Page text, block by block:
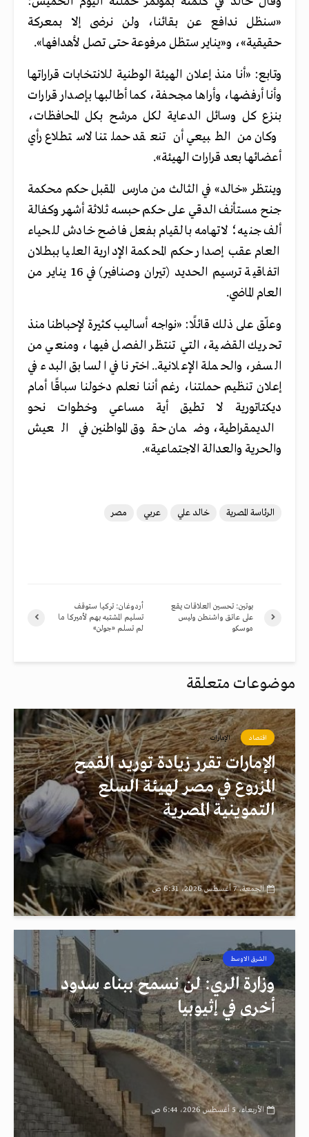
«سنظل ندافع عن بقائنا، ولن نرضى إلا بمعركة
حقيقية»، و«يناير ستظل مرفوعة حتى تصل لأهدافها».
وتابع: «أنا منذ إعلان الهيئة الوطنية للانتخابات قراراتها
وأنا أرفضها، وأراها مجحفة، كما أطالبها بإصدار قرارات
بنزع كل وسائل الدعاية لكل مرشح بكل المحافظات،
وكان من الطبيعي أن تنعقد حملتنا لاستطلاع رأي
أعضائها بعد قرارات الهيئة».
وينتظر «خالد» في الثالث من مارس المقبل حكم محكمة
جنح مستأنف الدقي على حكم حبسه ثلاثة أشهر وكفالة
ألف جنيه؛ لاتهامه بالقيام بفعل فاضح خادش للحياء
العام عقب إصدار حكم المحكمة الإدارية العليا ببطلان
اتفاقية ترسيم الحديد (تيران وصنافير) في 16 يناير من
العام الماضي.
وعلّق على ذلك قائلًا: «نواجه أساليب كثيرة لإحباطنا منذ
تحريك القضية، التي تنتظر الفصل فيها، ومنعي من
السفر، والحملة الإعلانية.. اخترنا في السابق البدء في
إعلان تنظيم حملتنا، رغم أننا نعلم دخولنا سباقًا أمام
ديكتاتورية لا تطيق أية مساعي وخطوات نحو
الديمقراطية، وضمان حقوق المواطنين في العيش
والحرية والعدالة الاجتماعية».
الرئاسة المصرية خالد علي عربي مصر
أردوغان: تركيا ستوقف
تسليم المشتبه بهم لأميركا ما
لم تسلم «جولن»
بوتين: تحسين العلاقات يقع
على عاتق واشنطن وليس
موسكو
موضوعات متعلقة
اقتصاد الإمارات
الإمارات تقرر زيادة توريد القمح
المزروع في مصر لهيئة السلع
التموينية المصرية
الجمعة، 7 أغسطس 2026، 6:31 ص
الشرق الاوسط رصد
وزارة الري: لن نسمح ببناء سدود
أخرى في إثيوبيا
الأربعاء، 5 أغسطس 2026، 6:44 ص